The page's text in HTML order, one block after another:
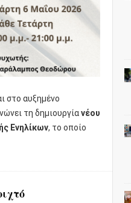
στο αυξημένο
τη δημιουργίανέου
Ενηλίκων, το οποίο